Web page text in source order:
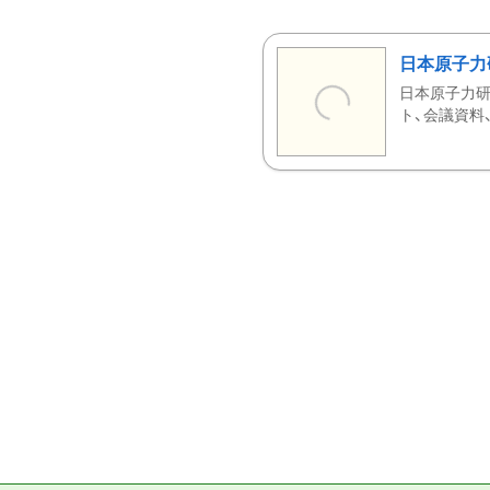
日本原子
日本原子力
ト、会議資